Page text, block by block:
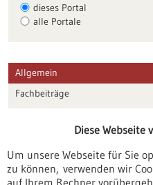
dieses Portal
alle Portale
Allgemein
Fachbeiträge
Veranstaltungen
Erscheinungsdatum
Diese Webseite
Um unsere Webseite für Sie
zu können, verwenden wir
auf Ihrem Rechner